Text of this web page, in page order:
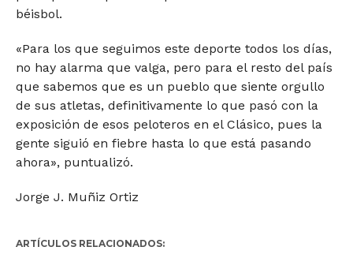
béisbol.
«Para los que seguimos este deporte todos los días,
no hay alarma que valga, pero para el resto del país
que sabemos que es un pueblo que siente orgullo
de sus atletas, definitivamente lo que pasó con la
exposición de esos peloteros en el Clásico, pues la
gente siguió en fiebre hasta lo que está pasando
ahora», puntualizó.
Jorge J. Muñiz Ortiz
ARTÍCULOS RELACIONADOS: